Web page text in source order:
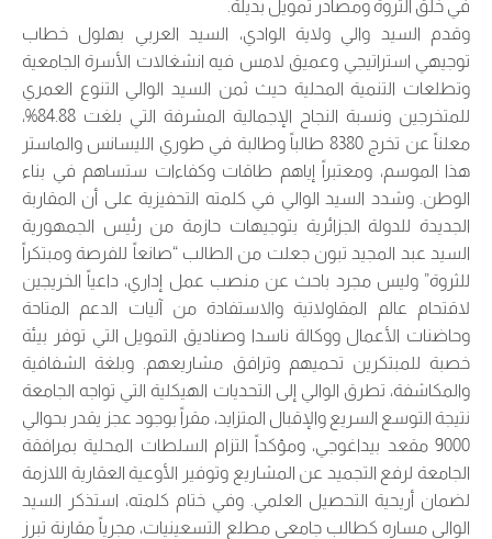
في خلق الثروة ومصادر تمويل بديلة.
وقدم السيد والي ولاية الوادي، السيد العربي بهلول خطاب
توجيهي استراتيجي وعميق لامس فيه انشغالات الأسرة الجامعية
وتطلعات التنمية المحلية حيث ثمن السيد الوالي التنوع العمري
للمتخرجين ونسبة النجاح الإجمالية المشرفة التي بلغت 84.88%،
معلناً عن تخرج 8380 طالباً وطالبة في طوري الليسانس والماستر
هذا الموسم، ومعتبراً إياهم طاقات وكفاءات ستساهم في بناء
الوطن. وشدد السيد الوالي في كلمته التحفيزية على أن المقاربة
الجديدة للدولة الجزائرية بتوجيهات حازمة من رئيس الجمهورية
السيد عبد المجيد تبون جعلت من الطالب “صانعاً للفرصة ومبتكراً
للثروة” وليس مجرد باحث عن منصب عمل إداري، داعياً الخريجين
لاقتحام عالم المقاولاتية والاستفادة من آليات الدعم المتاحة
وحاضنات الأعمال ووكالة ناسدا وصناديق التمويل التي توفر بيئة
خصبة للمبتكرين تحميهم وترافق مشاريعهم. وبلغة الشفافية
والمكاشفة، تطرق الوالي إلى التحديات الهيكلية التي تواجه الجامعة
نتيجة التوسع السريع والإقبال المتزايد، مقراً بوجود عجز يقدر بحوالي
9000 مقعد بيداغوجي، ومؤكداً التزام السلطات المحلية بمرافقة
الجامعة لرفع التجميد عن المشاريع وتوفير الأوعية العقارية اللازمة
لضمان أريحية التحصيل العلمي. وفي ختام كلمته، استذكر السيد
الوالي مساره كطالب جامعي مطلع التسعينيات، مجرياً مقارنة تبرز